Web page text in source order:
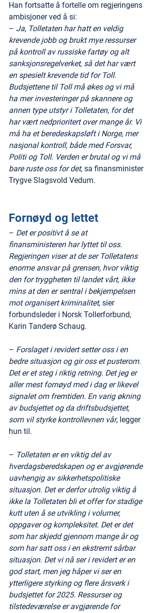
Han fortsatte å fortelle om regjeringens
ambisjoner ved å si:
– Ja, Tolletaten har hatt en veldig
krevende jobb og brukt mye ressurser
på kontroll av russiske fartøy og alt
sanksjonsregelverket, så det har vært
en spesielt krevende tid for Toll.
Budsjettene til Toll må økes og vi må
ha mer investeringer på skannere og
annen type utstyr i Tolletaten, for det
har vært nedprioritert over mange år. Vi
må ha et beredeskapsløft i Norge, mer
nasjonal kontroll, både med Forsvar,
Politi og Toll. Verden er brutal og vi må
bare ruste oss for det, sa finansminister
Trygve Slagsvold Vedum.
Fornøyd og lettet
– Det er positivt å se at
finansministeren har lyttet til oss.
Regjeringen viser at de ser Tolletatens
enorme ansvar på grensen, hvor viktig
den for tryggheten til landet vårt, ikke
mins at den er sentral i bekjempelsen
mot organisert kriminalitet, sier
forbundsleder i Norsk Tollerforbund,
Karin Tanderø Schaug.
– Forslaget i revidert setter oss i en
bedre situasjon og gir oss et pusterom.
Det er et steg i riktig retning. Det jeg er
aller mest fornøyd med i dag er likevel
signalet om fremtiden. En varig økning
av budsjettet og da driftsbudsjettet,
som vil styrke kontrollevnen vår, legger
hun til.
– Tolletaten er en viktig del av
hverdagsberedskapen og er avgjørende
uavhengig av sikkerhetspolitiske
situasjon. Det er derfor utrolig viktig å
ikke la Tolletaten bli et offer for stadige
kutt uten å se utvikling i volumer,
oppgaver og kompleksitet. Det er det
som har skjedd gjennom mange år og
som har satt oss i en ekstremt sårbar
situasjon. Det vi nå ser i revidert er en
god start, men jeg håper vi ser en
ytterligere styrking og flere årsverk i
budsjettet for 2025. Ressurser og
tilstedeværelse er avgjørende for